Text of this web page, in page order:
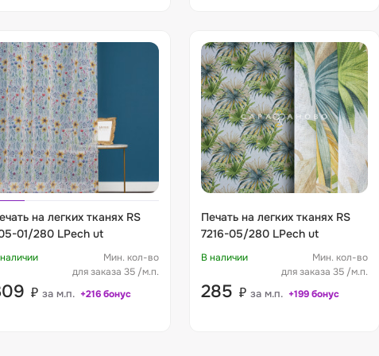
на легких тканях RS
01/280 LPech ut
Мин. кол-во
для заказа 35 /м.п.
₽ за м.п. +216 бонус
Печать на легких тканях RS
7216-05/280 LPech ut
В наличии
Мин. кол-во
для заказа 35 /м.п.
285 ₽ за м.п. +199 бонус